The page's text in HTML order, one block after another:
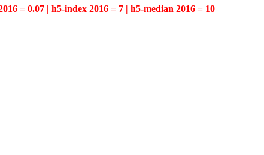
= 0.07 | h5-index 2016 = 7 | h5-median 2016 = 10